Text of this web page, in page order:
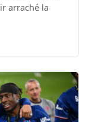
arraché la